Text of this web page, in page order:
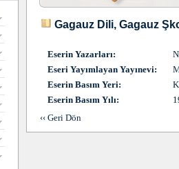
Gagauz Dili, Gagauz
Eserin Yazarları:
Eseri Yayımlayan Yayınevi:
Eserin Basım Yeri:
Eserin Basım Yılı:
‹‹ Geri Dön